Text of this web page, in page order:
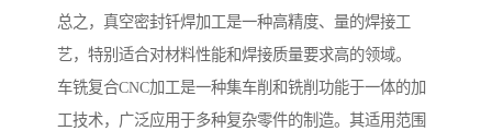
总之，真空密封钎焊加工是一种高精度、量的焊接工
艺，特别适合对材料性能和焊接质量要求高的领域。
车铣复合CNC加工是一种集车削和铣削功能于一体的加
工技术，广泛应用于多种复杂零件的制造。其适用范围